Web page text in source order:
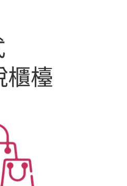
櫃檯